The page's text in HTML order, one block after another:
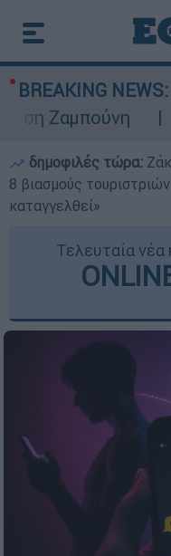
BREAKING NEWS:
δημοφιλές τώρα:
8 βιασμούς
καταγγελθεί»
Τελευταία νέα